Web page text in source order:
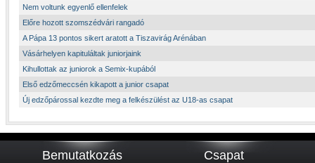
Nem voltunk egyenlő ellenfelek
Előre hozott szomszédvári rangadó
A Pápa 13 pontos sikert aratott a Tiszavirág Arénában
Vásárhelyen kapituláltak juniorjaink
Kihullottak az juniorok a Semix-kupából
Első edzőmeccsén kikapott a junior csapat
Új edzőpárossal kezdte meg a felkészülést az U18-as csapat
Bemutatkozás Csapat